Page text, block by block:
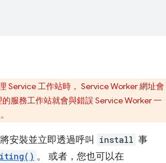
Service 工作站時， Service Worker 網址會
服務工作站就會與錯誤 Service Worker 一
安裝並立即透過呼叫 install 事
。 或者，您也可以在